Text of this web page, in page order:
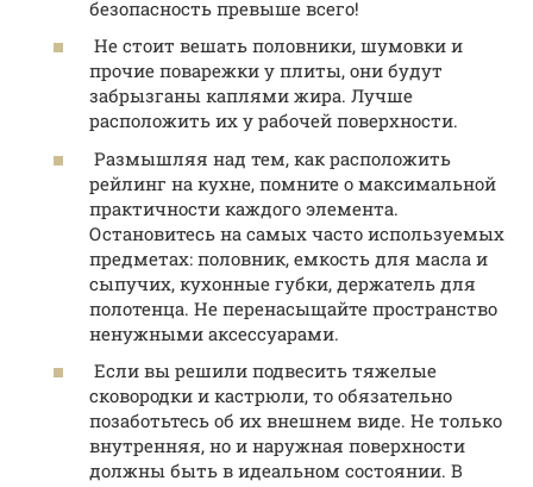
безопасность превыше всего!
Не стоит вешать половники, шумовки и
прочие поварежки у плиты, они будут
забрызганы каплями жира. Лучше
расположить их у рабочей поверхности.
Размышляя над тем, как расположить
рейлинг на кухне, помните о максимальной
практичности каждого элемента.
Остановитесь на самых часто используемых
предметах: половник, емкость для масла и
сыпучих, кухонные губки, держатель для
полотенца. Не перенасыщайте пространство
ненужными аксессуарами.
Если вы решили подвесить тяжелые
сковородки и кастрюли, то обязательно
позаботьтесь об их внешнем виде. Не только
внутренняя, но и наружная поверхности
должны быть в идеальном состоянии. В